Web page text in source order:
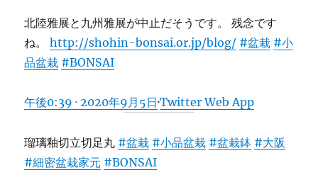
北陸雅展と九州雅展が中止だそうです。 残念です
ね。http://shohin-bonsai.or.jp/blog/ #盆栽 #小
品盆栽 #BONSAI
午後0:39 · 2020年9月5日·Twitter Web App
瑠璃釉切立切足丸 #盆栽 #小品盆栽 #盆栽鉢 #大阪
#細密盆栽家元 #BONSAI